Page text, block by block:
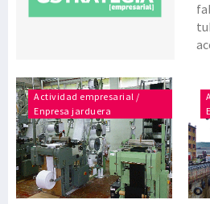
Actividad empresarial /
Enpresa jarduera